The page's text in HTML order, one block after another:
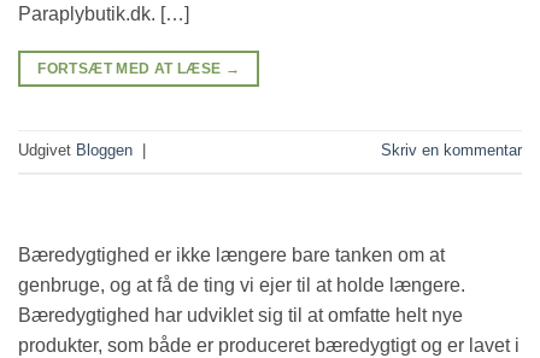
Paraplybutik.dk. […]
FORTSÆT MED AT LÆSE →
Udgivet Bloggen Skriv en kommentar
Bæredygtighed er ikke længere bare tanken om at
genbruge, og at få de ting vi ejer til at holde længere.
Bæredygtighed har udviklet sig til at omfatte helt nye
produkter, som både er produceret bæredygtigt og er lavet i